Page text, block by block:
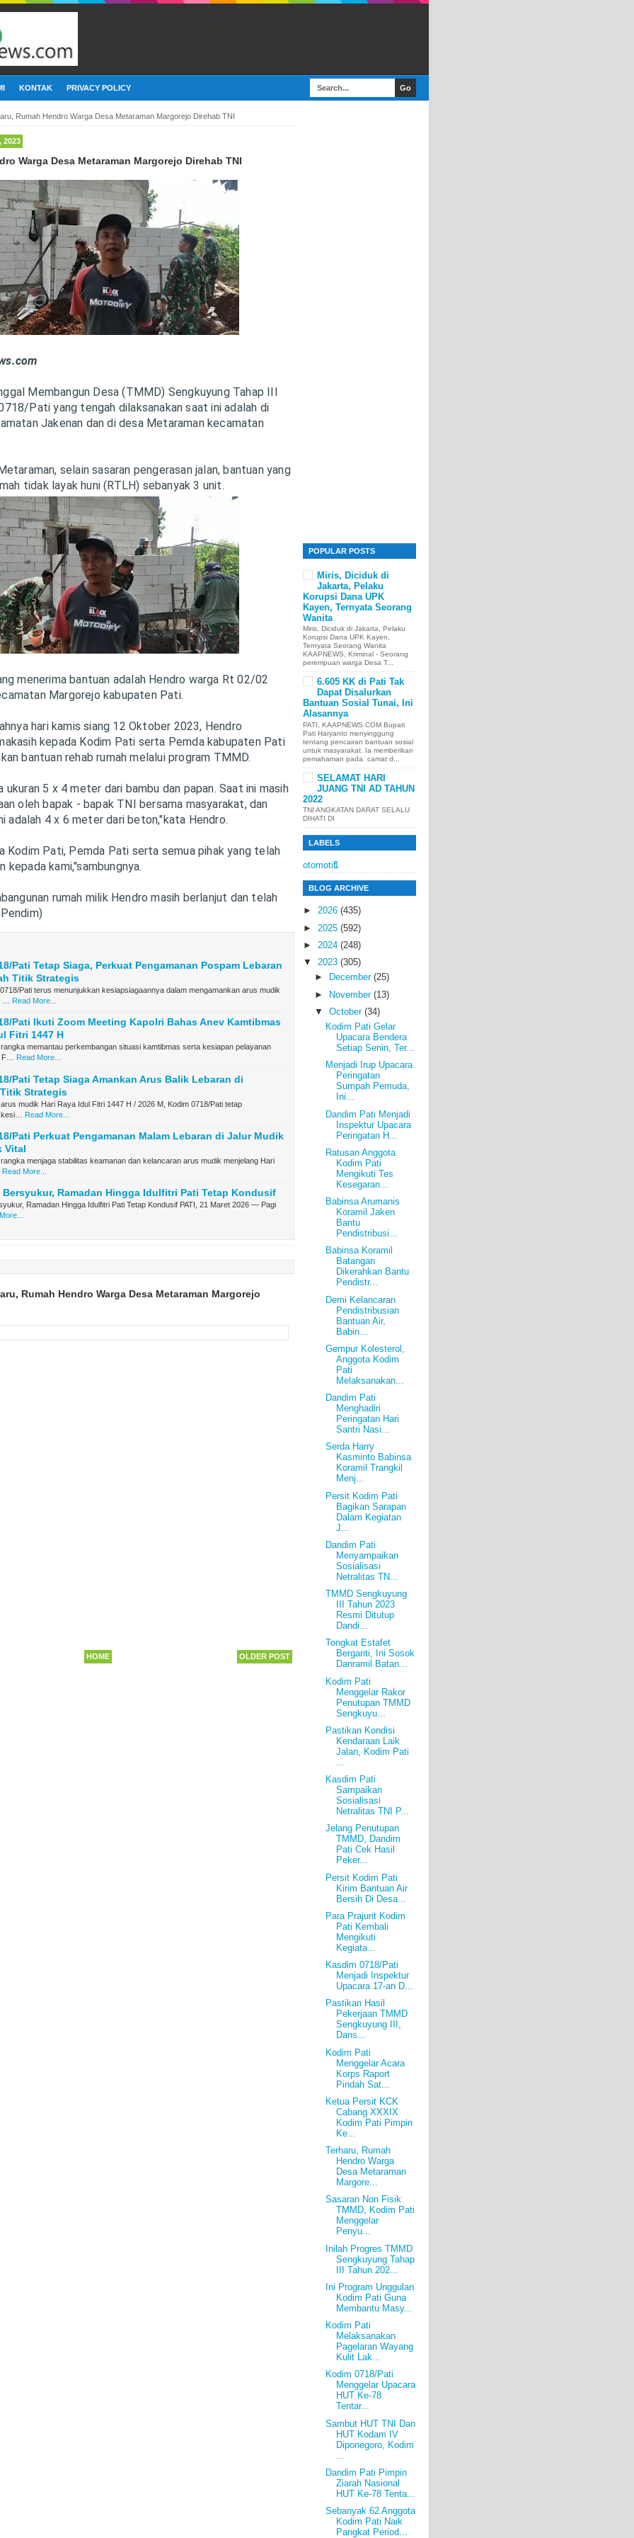
KONTAK PRIVACY POLICY
Rumah Hendro Warga Desa Metaraman Margorejo Direhab TNI
2023
Warga Desa Metaraman Margorejo Direhab TNI
Membangun Desa (TMMD) Sengkuyung Tahap III
Pati yang tengah dilaksanakan saat ini adalah di
Jakenan dan di desa Metaraman kecamatan
selain sasaran pengerasan jalan, bantuan yang
tidak layak huni (RTLH) sebanyak 3 unit.
menerima bantuan adalah Hendro warga Rt 02/02
Margorejo kabupaten Pati.
hari kamis siang 12 Oktober 2023, Hendro
kepada Kodim Pati serta Pemda kabupaten Pati
bantuan rehab rumah melalui program TMMD.
ukuran 5 x 4 meter dari bambu dan papan. Saat ini masih
oleh bapak - bapak TNI bersama masyarakat, dan
adalah 4 x 6 meter dari beton,"kata Hendro.
Kodim Pati, Pemda Pati serta semua pihak yang telah
kepada kami,"sambungnya.
rumah milik Hendro masih berlanjut dan telah
Pati Tetap Siaga, Perkuat Pengamanan Pospam Lebaran
Titik Strategis
0718/Pati terus menunjukkan kesiapsiagaannya dalam mengamankan arus mudik
…
Read More...
Pati Ikuti Zoom Meeting Kapolri Bahas Anev Kamtibmas
Fitri 1447 H
rangka memantau perkembangan situasi kamtibmas serta kesiapan pelayanan
Read More...
Pati Tetap Siaga Amankan Arus Balik Lebaran di
Strategis
mudik Hari Raya Idul Fitri 1447 H / 2026 M, Kodim 0718/Pati tetap
Read More...
Pati Perkuat Pengamanan Malam Lebaran di Jalur Mudik
Vital
rangka menjaga stabilitas keamanan dan kelancaran arus mudik menjelang Hari
Read More...
Bersyukur, Ramadan Hingga Idulfitri Pati Tetap Kondusif
Ramadan Hingga Idulfitri Pati Tetap Kondusif PATI, 21 Maret 2026 — Pagi
Rumah Hendro Warga Desa Metaraman Margorejo
OLDER POST
HOME
POPULAR POSTS
Miris, Diciduk di
Jakarta, Pelaku
Korupsi Dana UPK
Kayen, Ternyata Seorang
Wanita
Miris, Diciduk di Jakarta, Pelaku
Korupsi Dana UPK Kayen,
Ternyata Seorang Wanita
KAAPNEWS, Kriminal - Seorang
perempuan warga Desa T...
6.605 KK di Pati Tak
Dapat Disalurkan
Bantuan Sosial Tunai, Ini
Alasannya
PATI, KAAPNEWS.COM Bupati
Pati Haryanto menyinggung
tentang pencairan bantuan sosial
untuk masyarakat. Ia memberikan
pemahaman pada camat d...
SELAMAT HARI
JUANG TNI AD TAHUN
2022
TNI ANGKATAN DARAT SELALU
DIHATI DI
LABELS
otomotif1
BLOG ARCHIVE
► 2026 (435)
► 2025 (592)
► 2024 (248)
▼ 2023 (305)
►
December (25)
► November (13)
▼ October (34)
Kodim Pati Gelar
Upacara Bendera
Setiap Senin, Ter...
Menjadi Irup Upacara
Peringatan
Sumpah Pemuda,
Ini...
Dandim Pati Menjadi
Inspektur Upacara
Peringatan H...
Ratusan Anggota
Kodim Pati
Mengikuti Tes
Kesegaran...
Babinsa Arumanis
Koramil Jaken
Bantu
Pendistribusi...
Babinsa Koramil
Batangan
Dikerahkan Bantu
Pendistr...
Demi Kelancaran
Pendistribusian
Bantuan Air,
Babin...
Gempur Kolesterol,
Anggota Kodim
Pati
Melaksanakan...
Dandim Pati
Menghadiri
Peringatan Hari
Santri Nasi...
Serda Harry
Kasminto Babinsa
Koramil Trangkil
Menj...
Persit Kodim Pati
Bagikan Sarapan
Dalam Kegiatan
J...
Dandim Pati
Menyampaikan
Sosialisasi
Netralitas TN...
TMMD Sengkuyung
III Tahun 2023
Resmi Ditutup
Dandi...
Tongkat Estafet
Berganti, Ini Sosok
Danramil Batan...
Kodim Pati
Menggelar Rakor
Penutupan TMMD
Sengkuyu...
Pastikan Kondisi
Kendaraan Laik
Jalan, Kodim Pati
Kasdim Pati
Sampaikan
Sosialisasi
Netralitas TNI P...
Jelang Penutupan
TMMD, Dandim
Pati Cek Hasil
Peker...
Persit Kodim Pati
Kirim Bantuan Air
Bersih Di Desa...
Para Prajurit Kodim
Pati Kembali
Mengikuti
Kegiata...
Kasdim 0718/Pati
Menjadi Inspektur
Upacara 17-an D...
Pastikan Hasil
Pekerjaan TMMD
Sengkuyung III,
Dans...
Kodim Pati
Menggelar Acara
Korps Raport
Pindah Sat...
Ketua Persit KCK
Cabang XXXIX
Kodim Pati Pimpin
Ke...
Terharu, Rumah
Hendro Warga
Desa Metaraman
Margore...
Sasaran Non Fisik
TMMD, Kodim Pati
Menggelar
Penyu...
Inilah Progres TMMD
Sengkuyung Tahap
III Tahun 202...
Ini Program Unggulan
Kodim Pati Guna
Membantu Masy...
Kodim Pati
Melaksanakan
Pagelaran Wayang
Kulit Lak...
Kodim 0718/Pati
Menggelar Upacara
HUT Ke-78
Tentar...
Sambut HUT TNI Dan
HUT Kodam IV
Diponegoro, Kodim
Dandim Pati Pimpin
Ziarah Nasional
HUT Ke-78 Tenta...
Sebanyak 62 Anggota
Kodim Pati Naik
Pangkat Period...